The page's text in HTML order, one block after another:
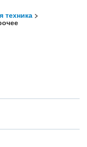
техника >